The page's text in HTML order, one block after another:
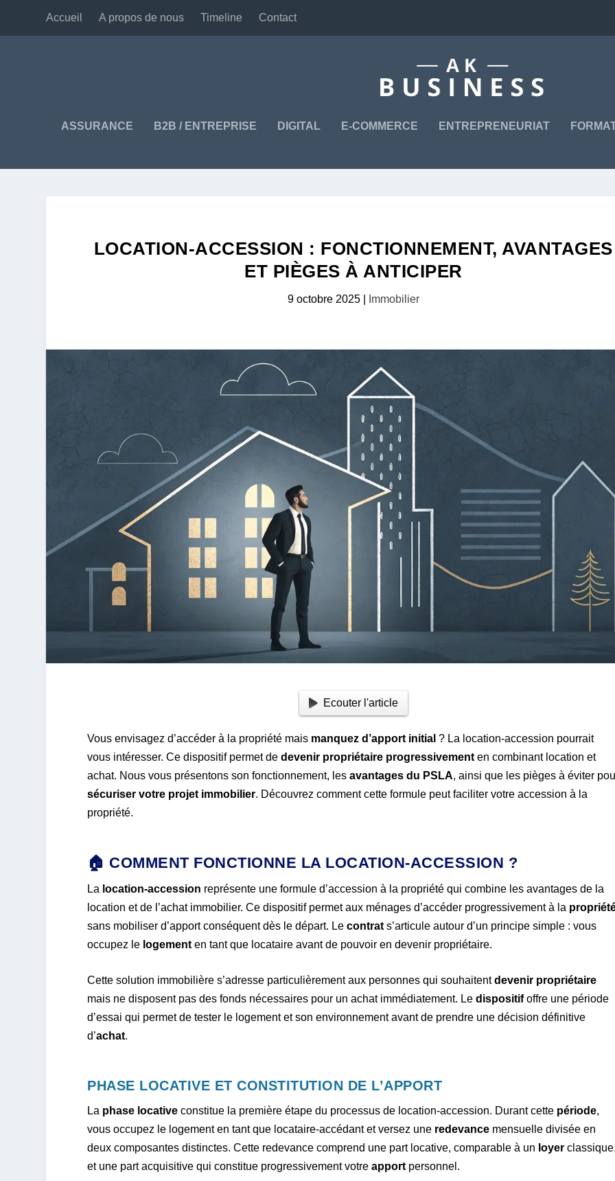
Accueil A propos de nous Timeline Contact
ASSURANCE B2B / ENTREPRISE DIGITAL E-COMMERCE ENTREPRENEURIAT
LOCATION-ACCESSION : FONCTIONNEMENT, AVANTAGES
ET PIÈGES À ANTICIPER
9 octobre 2025| Immobilier
Ecouter l'article
Vous envisagez d’accéder à la propriété mais manquez d’apport initial ? La location-accession pourrait
vous intéresser. Ce dispositif permet dedevenir propriétaire progressivement en combinant location et
achat. Nous vous présentons son fonctionnement, lesavantages du PSLA, ainsi que les pièges à éviter
sécuriser votre projet immobilier. Découvrez comment cette formule peut faciliter votre accession à la
propriété.
🏠 COMMENT FONCTIONNE LA LOCATION-ACCESSION ?
La location-accession représente une formule d’accession à la propriété qui combine les avantages de la
location et de l’achat immobilier. Ce dispositif permet aux ménages d’accéder progressivement à la
sans mobiliser d’apport conséquent dès le départ. Lecontrat s’articule autour d’un principe simple : vous
occupez le logement en tant que locataire avant de pouvoir en devenir propriétaire.
Cette solution immobilière s’adresse particulièrement aux personnes qui souhaitentdevenir propriétaire
mais ne disposent pas des fonds nécessaires pour un achat immédiatement. Ledispositifoffre une période
d’essai qui permet de tester le logement et son environnement avant de prendre une décision définitive
d’achat.
PHASE LOCATIVE ET CONSTITUTION DE L’APPORT
La phase locative constitue la première étape du processus de location-accession. Durant cette période,
vous occupez le logement en tant que locataire-accédant et versez une redevance mensuelle divisée en
deux composantes distinctes. Cette redevance comprend une part locative, comparable à un loyer
et une part acquisitive qui constitue progressivement votreapport personnel.